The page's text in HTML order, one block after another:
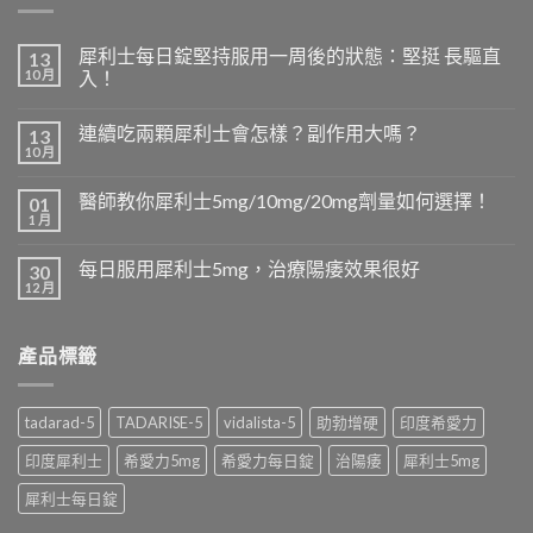
13
10 月
犀利士每日錠堅持服用一周後的狀態：堅挺 長驅直
入！
13
10 月
連續吃兩顆犀利士會怎樣？副作用大嗎？
01
1 月
醫師教你犀利士5mg/10mg/20mg劑量如何選擇！
30
12 月
每日服用犀利士5mg，治療陽痿效果很好
產品標籤
tadarad-5 TADARISE-5 vidalista-5 助勃增硬
印度希愛力
印度犀利士
希愛力5mg 希愛力每日錠 治陽痿
犀利士5mg
犀利士每日錠